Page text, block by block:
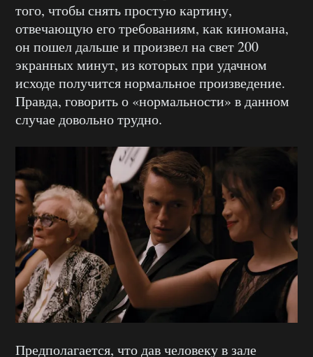
того, чтобы снять простую картину,
отвечающую его требованиям, как киномана,
он пошел дальше и произвел на свет 200
экранных минут, из которых при удачном
исходе получится нормальное произведение.
Правда, говорить о «нормальности» в данном
случае довольно трудно.
Предполагается, что дав человеку в зале